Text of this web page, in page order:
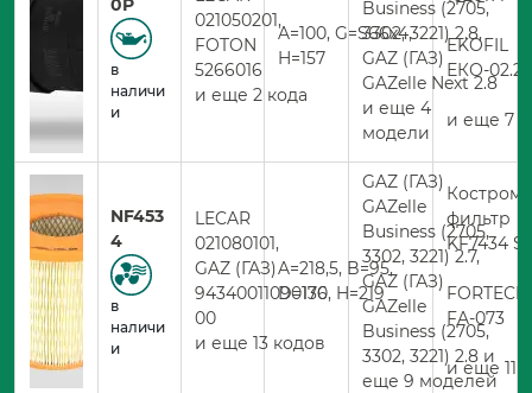
0P
в
наличи
и
021050201,
FOTON
5266016
и еще 2 кода
A=100, G=S66х4,
H=157
Business (2705,
3302, 3221) 2.8,
GAZ (ГАЗ)
GAZelle Next 2.8
и еще 4
модели
EKOFIL
ЕКО-
и еще 7
NF453
4
в
наличи
и
LECAR
021080101,
GAZ (ГАЗ)
94340011090130
00
и еще 13 кодов
A=218,5, B=95,
D=176, H=219
GAZ (ГАЗ)
GAZelle
Business (2705,
3302, 3221) 2.7,
GAZ (ГАЗ)
GAZelle
Business (2705,
3302, 3221) 2.8 и
еще 9 моделей
фильтр
KF7434
FORTECH
FA-073
и еще 11